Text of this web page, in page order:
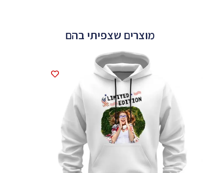
מוצרים שצפיתי בהם